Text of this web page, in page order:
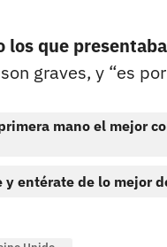
que
graves, y “es
mano el mejor
y entérate de lo mejor